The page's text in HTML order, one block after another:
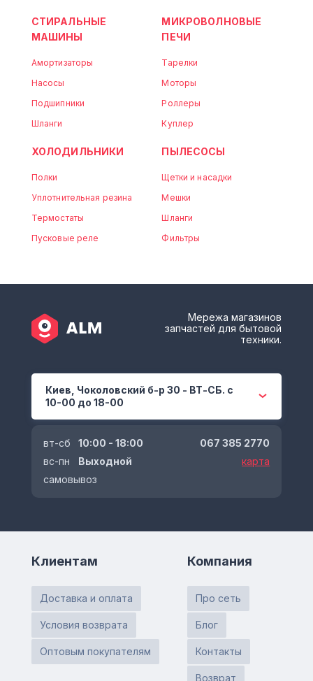
СТИРАЛЬНЫЕ
МАШИНЫ
Амортизаторы
Насосы
Подшипники
Шланги
МИКРОВОЛНОВЫЕ
ПЕЧИ
Тарелки
Моторы
Роллеры
Куплер
ХОЛОДИЛЬНИКИ
Полки
Уплотнительная резина
Термостаты
Пусковые реле
ПЫЛЕСОСЫ
Щетки и насадки
Мешки
Шланги
Фильтры
Мережа магазинов
запчастей для бытовой
техники.
Киев, Чоколовский б-р 30 - ВТ-СБ. с
10-00 до 18-00
вт-сб
10:00 - 18:00
вс-пн
Выходной
самовывоз
067 385 2770
карта
Клиентам
Доставка и оплата
Условия возврата
Оптовым покупателям
Компания
Про сеть
Блог
Контакты
Возврат